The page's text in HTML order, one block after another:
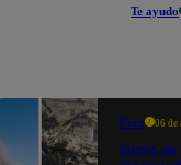
Te ayudo
Perú 06 de
Sismo de